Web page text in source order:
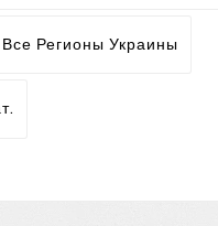
Регионы Украины